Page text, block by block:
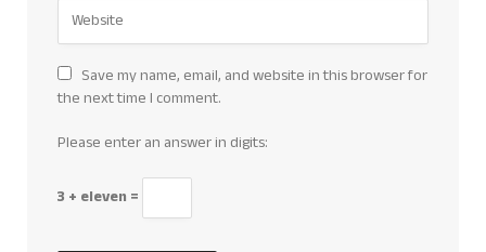
Save my name, email, and website in this browser for
the next time I comment.
Please enter an answer in digits:
3 + eleven =